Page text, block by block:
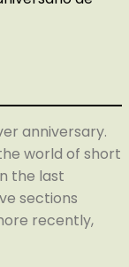
anniversary.
world of short
the last
sections
recently,